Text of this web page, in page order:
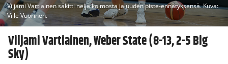
Viljami Vartiainen säkitti neljä kolmosta ja uuden piste-ennätyksensä. Kuva:
Ville Vuorinen.
Viljami Vartiainen, Weber State (8-13, 2-5 Big
Sky)